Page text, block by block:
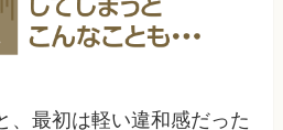
、最初は軽い違和感だった